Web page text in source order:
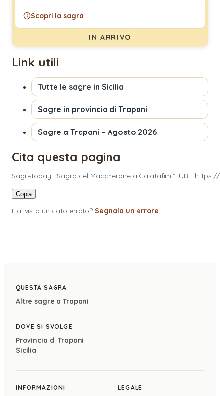
Scopri la sagra
IN ARRIVO
Link utili
Tutte le sagre in Sicilia
Sagre in provincia di Trapani
Sagre a Trapani – Agosto 2026
Cita questa pagina
SagreToday. "Sagra del Maccherone a Calatafimi". URL:
Copia
Hai visto un dato errato? Segnala un errore
QUESTA SAGRA
Altre sagre a Trapani
DOVE SI SVOLGE
Provincia di Trapani
Sicilia
INFORMAZIONI LEGALE